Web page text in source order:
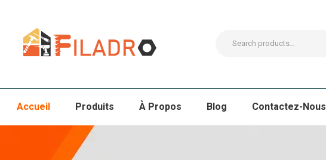
Accueil Produits À Propos Blog Contactez-Nous